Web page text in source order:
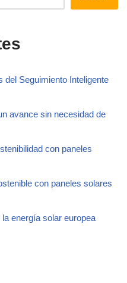
Seguimiento Inteligente
avance sin necesidad de
con paneles
con paneles solares
energía solar europea